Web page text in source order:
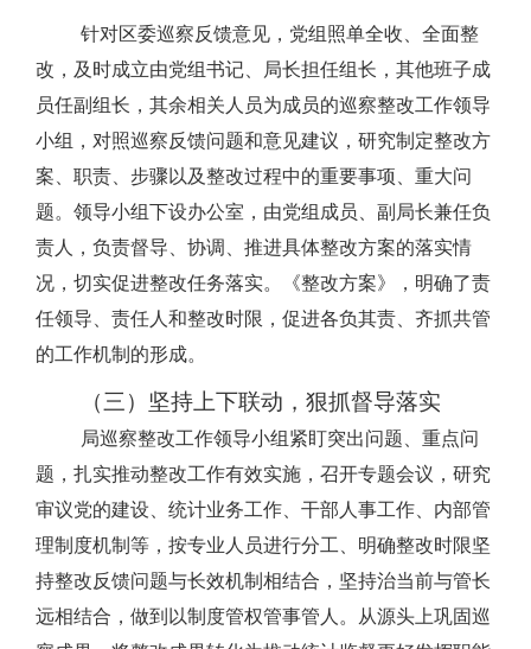
针对区委巡察反馈意见，党组照单全收、全面整
改，及时成立由党组书记、局长担任组长，其他班子成
员任副组长，其余相关人员为成员的巡察整改工作领导
小组，对照巡察反馈问题和意见建议，研究制定整改方
案、职责、步骤以及整改过程中的重要事项、重大问
题。领导小组下设办公室，由党组成员、副局长兼任负
责人，负责督导、协调、推进具体整改方案的落实情
况，切实促进整改任务落实。《整改方案》，明确了责
任领导、责任人和整改时限，促进各负其责、齐抓共管
的工作机制的形成。
（三）坚持上下联动，狠抓督导落实
局巡察整改工作领导小组紧盯突出问题、重点问
题，扎实推动整改工作有效实施，召开专题会议，研究
审议党的建设、统计业务工作、干部人事工作、内部管
理制度机制等，按专业人员进行分工、明确整改时限坚
持整改反馈问题与长效机制相结合，坚持治当前与管长
远相结合，做到以制度管权管事管人。从源头上巩固巡